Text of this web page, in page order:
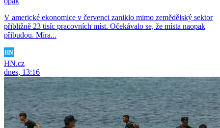
V americké ekonomice v červenci zaniklo mimo zemědělský sektor
přibližně 23 tisíc pracovních míst. Očekávalo se, že místa naopak
přibudou. Míra...
HN.cz
dnes, 13:16